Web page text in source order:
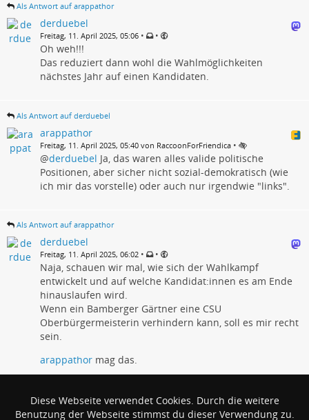
Als Antwort auf arappathor
derduebel
Freitag, 11. April 2025, 05:06 • •
Oh weh!!!
Das reduziert dann wohl die Wahlmöglichkeiten
nächstes Jahr auf einen Kandidaten.
Als Antwort auf derduebel
arappathor
Freitag, 11. April 2025, 05:40 von RaccoonForFriendica •
@derduebel Ja, das waren alles valide politische
Positionen, aber sicher nicht sozial-demokratisch (wie
ich mir das vorstelle) oder auch nur irgendwie "links".
Als Antwort auf arappathor
derduebel
Freitag, 11. April 2025, 06:02 • •
Naja, schauen wir mal, wie sich der Wahlkampf
entwickelt und auf welche Kandidat:innen es am Ende
hinauslaufen wird.
Wenn ein Bamberger Gärtner eine CSU
Oberbürgermeisterin verhindern kann, soll es mir recht
sein.
arappathor mag das.
arappathor
Diese Webseite verwendet Cookies. Durch die weitere
Benutzung der Webseite stimmst du dieser Verwendung zu.